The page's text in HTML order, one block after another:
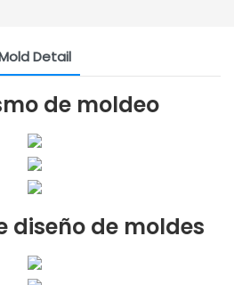
Detail
de moldeo
diseño de moldes